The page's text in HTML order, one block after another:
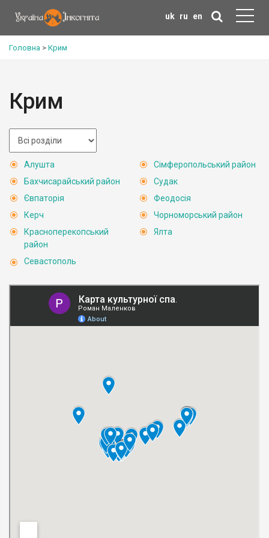
uk ru en
Головна > Крим
Крим
Алушта
Бахчисарайський район
Євпаторія
Керч
Красноперекопський
район
Севастополь
Сімферопольський район
Судак
Феодосія
Чорноморський район
Ялта